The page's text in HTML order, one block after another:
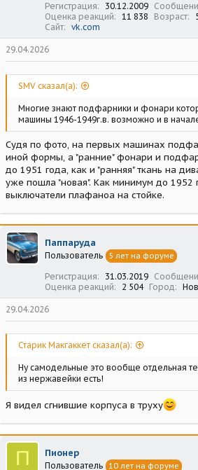
Регистрация 30.12.2009
Оценка реакций
11 838 Возраст
Сайт
vk.com
29.04.2026
SMV сказал(а):
Многие знают подфарники и фонари
машины 1946-1949г.в. возможно и в
Судя по фото, на первых машинах
иной формы, а "ранние" фонари и
до 1951 года, как и "ранняя" ткань на
уже пошла "новая". Как минимум до 1952
выключатели плафаноа на стойке.
Паппаруда
Пользователь 5 лет на форуме
Регистрация 31.03.2019
Оценка реакций
2 504 Город
29.04.2026
Старик Макгаккет сказал(а):
Ну самодельные это вообще отдельная
из нержавейки есть!
Я видел сгнившие корпуса в труху
П Пионер
Пользователь 10 лет на форуме